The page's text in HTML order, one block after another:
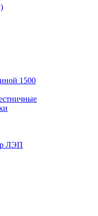
1500
ЛЭП